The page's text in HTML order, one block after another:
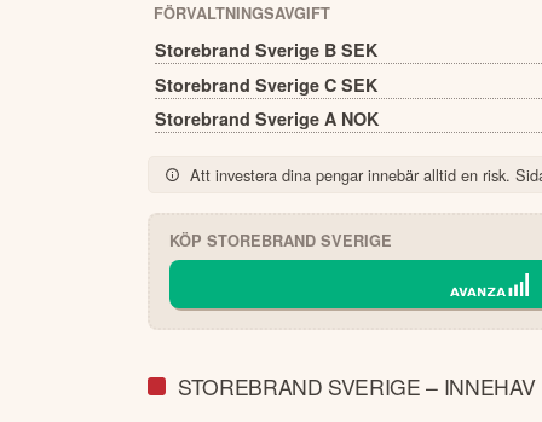
FÖRVALTNINGSAVGIFT
Storebrand Sverige B SEK
Storebrand Sverige C SEK
Storebrand Sverige A NOK
Att investera dina pengar innebär alltid en risk.
KÖP STOREBRAND SVERIGE
STOREBRAND SVERIGE – INNEHAV